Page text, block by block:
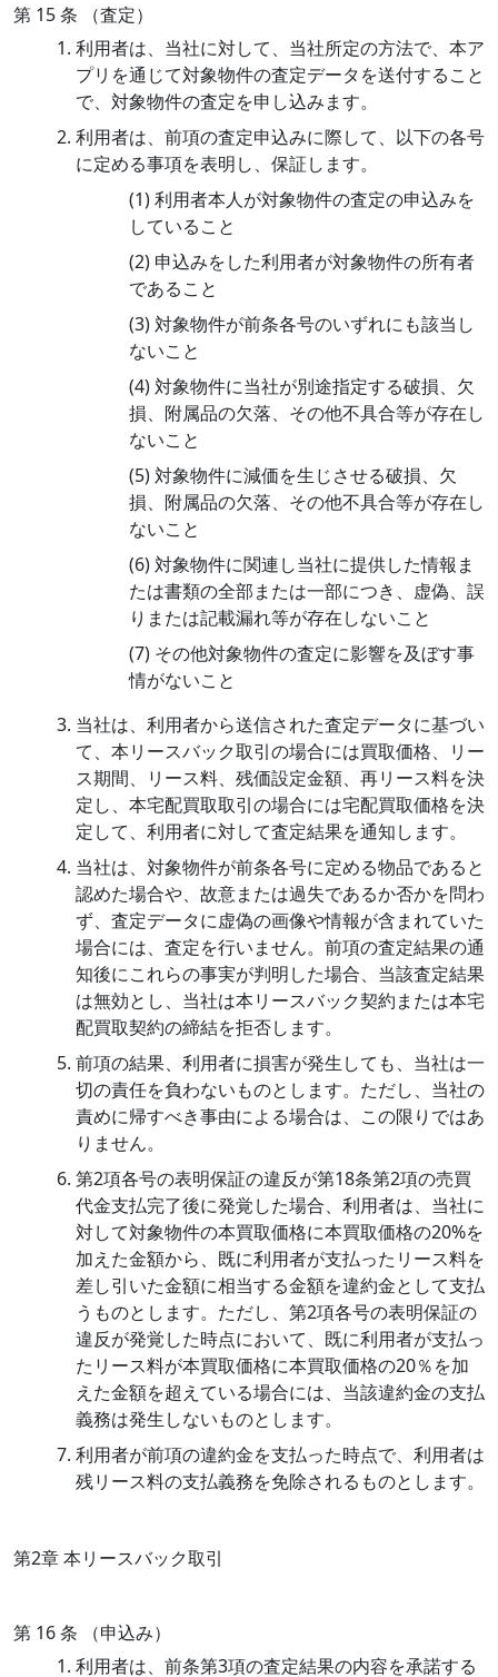
第 15 条 （査定）
利用者は、当社に対して、当社所定の方法で、本ア
プリを通じて対象物件の査定データを送付すること
で、対象物件の査定を申し込みます。
利用者は、前項の査定申込みに際して、以下の各号
に定める事項を表明し、保証します。
(1) 利用者本人が対象物件の査定の申込みを
していること
(2) 申込みをした利用者が対象物件の所有者
であること
(3) 対象物件が前条各号のいずれにも該当し
ないこと
(4) 対象物件に当社が別途指定する破損、欠
損、附属品の欠落、その他不具合等が存在し
ないこと
(5) 対象物件に減価を生じさせる破損、欠
損、附属品の欠落、その他不具合等が存在し
ないこと
(6) 対象物件に関連し当社に提供した情報ま
たは書類の全部または一部につき、虚偽、誤
りまたは記載漏れ等が存在しないこと
(7) その他対象物件の査定に影響を及ぼす事
情がないこと
当社は、利用者から送信された査定データに基づい
て、本リースバック取引の場合には買取価格、リー
ス期間、リース料、残価設定金額、再リース料を決
定し、本宅配買取取引の場合には宅配買取価格を決
定して、利用者に対して査定結果を通知します。
当社は、対象物件が前条各号に定める物品であると
認めた場合や、故意または過失であるか否かを問わ
ず、査定データに虚偽の画像や情報が含まれていた
場合には、査定を行いません。前項の査定結果の通
知後にこれらの事実が判明した場合、当該査定結果
は無効とし、当社は本リースバック契約または本宅
配買取契約の締結を拒否します。
前項の結果、利用者に損害が発生しても、当社は一
切の責任を負わないものとします。ただし、当社の
責めに帰すべき事由による場合は、この限りではあ
りません。
第2項各号の表明保証の違反が第18条第2項の売買
代金支払完了後に発覚した場合、利用者は、当社に
対して対象物件の本買取価格に本買取価格の20%を
加えた金額から、既に利用者が支払ったリース料を
差し引いた金額に相当する金額を違約金として支払
うものとします。ただし、第2項各号の表明保証の
違反が発覚した時点において、既に利用者が支払っ
たリース料が本買取価格に本買取価格の20％を加
えた金額を超えている場合には、当該違約金の支払
義務は発生しないものとします。
利用者が前項の違約金を支払った時点で、利用者は
残リース料の支払義務を免除されるものとします。
第2章 本リースバック取引
第 16 条 （申込み）
利用者は、前条第3項の査定結果の内容を承諾する